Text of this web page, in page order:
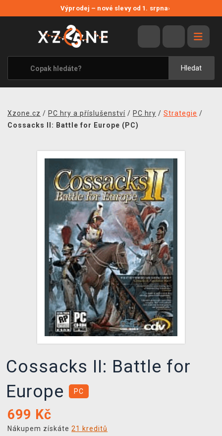
Výprodej – nové slevy od 1. srpna›
Hledat
VÝPRODEJ
VIDEOHRY
XZONE ORIGINALS
TÉMATIKY
MERCHANDISE
XZONE KLUB
TCG & BOARDGAME HUB
VÝKUP HER (BAZAR)
Xzone.cz / PC hry a příslušenství / PC hry / Strategie /
Cossacks II: Battle for Europe (PC)
Cossacks II: Battle for
Europe
PC
699 Kč
Nákupem získáte 21 kreditů